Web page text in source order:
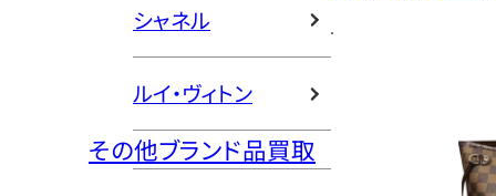
シャネル
ルイ・ヴィトン
その他ブランド品買取